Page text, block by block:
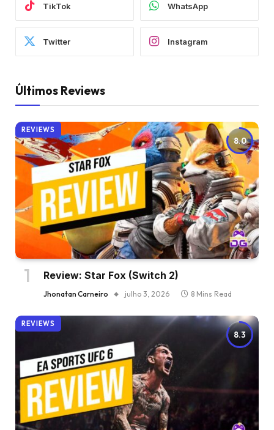
TikTok WhatsApp
Twitter Instagram
Últimos Reviews
8.0
REVIEWS
Review: Star Fox (Switch 2)
Jhonatan Carneiro julho 3, 2026 8 Mins Read
8.3
REVIEWS